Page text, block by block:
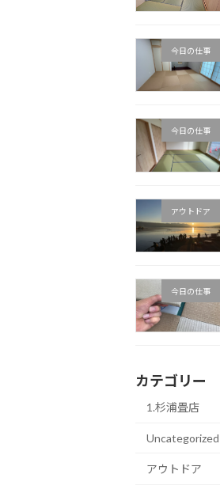
今日の仕事
今日の仕事
アウトドア
今日の仕事
カテゴリー
1.杉浦畳店
Uncategorized
アウトドア